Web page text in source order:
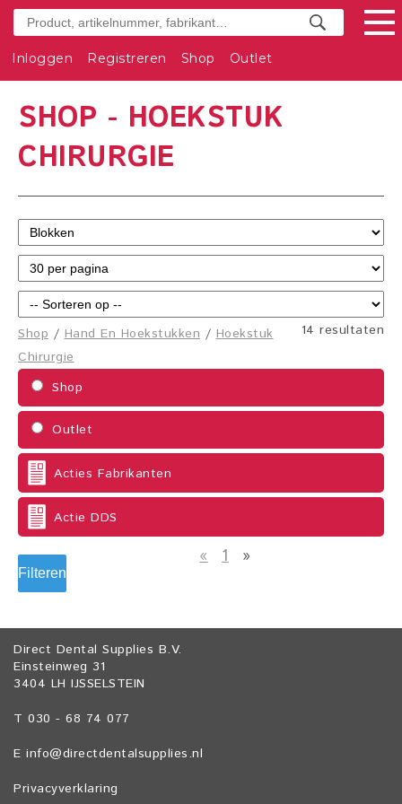
Inloggen Registreren Shop Outlet
SHOP - HOEKSTUK
CHIRURGIE
14 resultaten
Shop /Hand En Hoekstukken /Hoekstuk
Chirurgie
Shop
Outlet
Acties Fabrikanten
Actie DDS
Filteren
« 1 »
Direct Dental Supplies B.V.
Einsteinweg 31
3404 LH IJSSELSTEIN
T 030 - 68 74 077
E info@directdentalsupplies.nl
Privacyverklaring